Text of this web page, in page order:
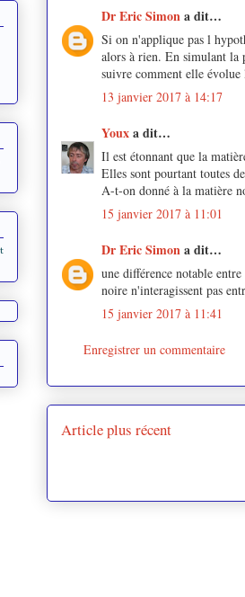
Dr Eric Simona dit…
Si on n'applique pas l
alors à rien. En simulant la
suivre comment elle
13 janvier 2017 à 14:17
Youxa dit…
Il est étonnant que la
Elles sont pourtant toutes
A-t-on donné à la matière
15 janvier 2017 à 11:01
Dr Eric Simona dit…
une différence notable
noire n'interagissent pas
15 janvier 2017 à 11:41
Enregistrer un commentaire
Article plus récent